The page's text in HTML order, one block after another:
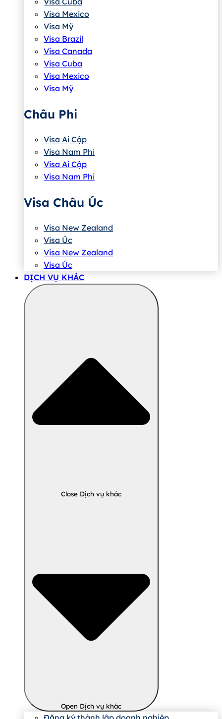
Visa Mexico
Visa Mỹ
Visa Brazil
Visa Canada
Visa Cuba
Visa Mexico
Visa Mỹ
Châu Phi
Visa Ai Cập
Visa Nam Phi
Visa Ai Cập
Visa Nam Phi
Visa Châu Úc
Visa New Zealand
Visa Úc
Visa New Zealand
Visa Úc
DỊCH VỤ KHÁC
Close Dịch vụ khác
Open Dịch vụ khác